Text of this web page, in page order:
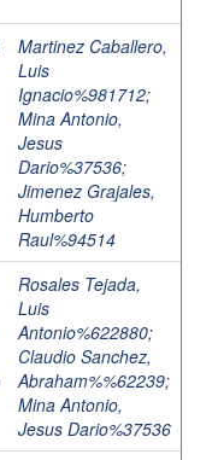
Martinez Caballero,
Luis
Ignacio%981712;
Mina Antonio,
Jesus
Dario%37536;
Jimenez Grajales,
Humberto
Raul%94514
Rosales Tejada,
Luis
Antonio%622880;
Claudio Sanchez,
Abraham%%62239;
Mina Antonio,
Jesus Dario%37536